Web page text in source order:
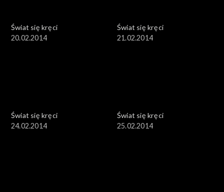
Świat się kręci
20.02.2014
Świat się kręci
21.02.2014
Świat się kręci
24.02.2014
Świat się kręci
25.02.2014